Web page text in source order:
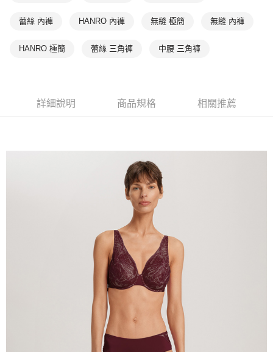
蕾絲 內褲 HANRO 內褲 無縫 極簡 無縫 內褲
HANRO 極簡 蕾絲 三角褲 中腰 三角褲
詳細說明 商品規格 相關推薦